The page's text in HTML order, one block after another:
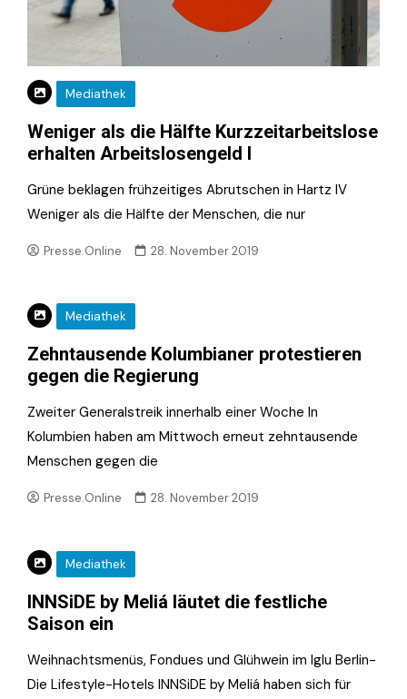
Mediathek
Weniger als die Hälfte Kurzzeitarbeitslose
erhalten Arbeitslosengeld I
Grüne beklagen frühzeitiges Abrutschen in Hartz IV
Weniger als die Hälfte der Menschen, die nur
Presse.Online 28. November 2019
Mediathek
Zehntausende Kolumbianer protestieren
gegen die Regierung
Zweiter Generalstreik innerhalb einer Woche In
Kolumbien haben am Mittwoch erneut zehntausende
Menschen gegen die
Presse.Online 28. November 2019
Mediathek
INNSiDE by Meliá läutet die festliche
Saison ein
Weihnachtsmenüs, Fondues und Glühwein im Iglu Berlin-
Die Lifestyle-Hotels INNSiDE by Meliá haben sich für